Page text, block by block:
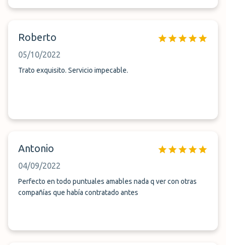
Roberto
05/10/2022
Trato exquisito. Servicio impecable.
Antonio
04/09/2022
Perfecto en todo puntuales amables nada q ver con otras
compañías que había contratado antes